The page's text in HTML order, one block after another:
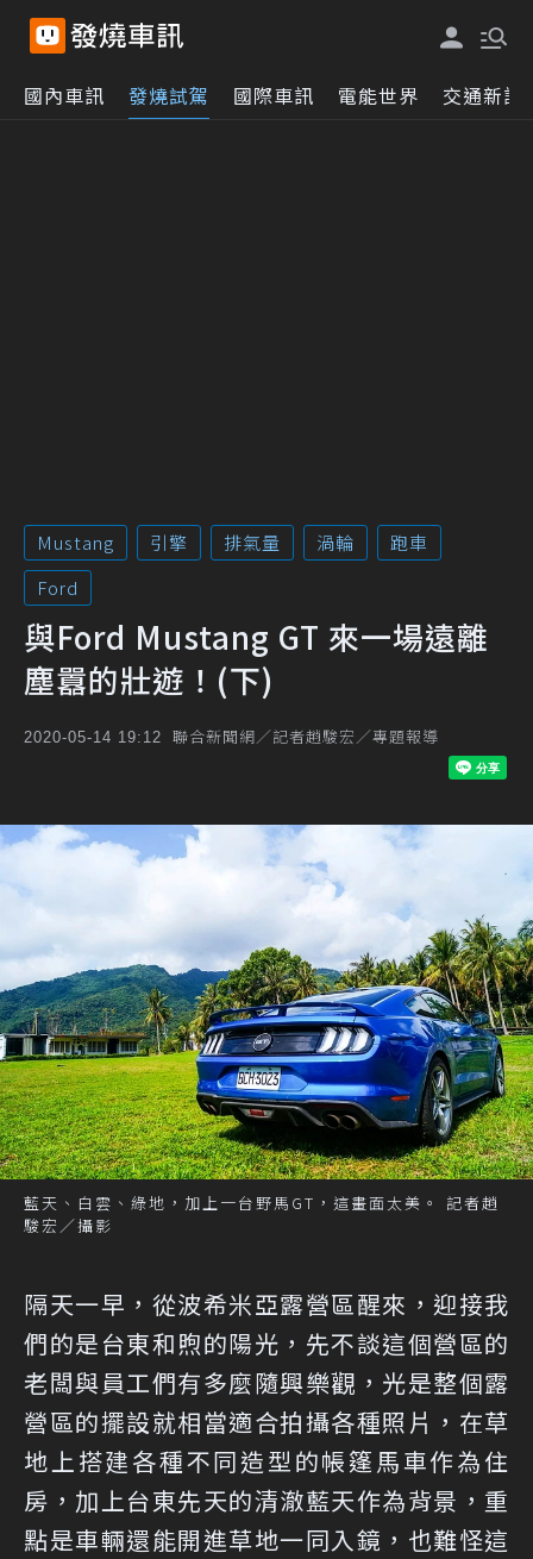
國內車訊 發燒試駕 國際車訊 電能世界 交通新訊
Mustang 引擎 排氣量 渦輪
跑車
Ford
與Ford Mustang GT 來一場遠離
塵囂的壯遊！(下)
2020-05-14 19:12 聯合新聞網／記者趙駿宏／專題報導
藍天、白雲、綠地，加上一台野馬GT，這畫面太美。 記者趙
駿宏／攝影
隔天一早，從波希米亞露營區醒來，迎接我
們的是台東和煦的陽光，先不談這個營區的
老闆與員工們有多麼隨興樂觀，光是整個露
營區的擺設就相當適合拍攝各種照片，在草
地上搭建各種不同造型的帳篷馬車作為住
房，加上台東先天的清澈藍天作為背景，重
點是車輛還能開進草地一同入鏡，也難怪這